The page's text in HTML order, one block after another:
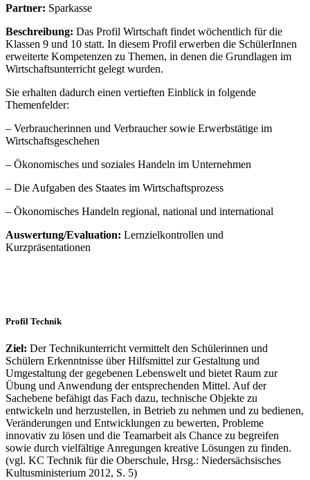
Partner: Sparkasse
Beschreibung: Das Profil Wirtschaft findet wöchentlich für die
Klassen 9 und 10 statt. In diesem Profil erwerben die SchülerInnen
erweiterte Kompetenzen zu Themen, in denen die Grundlagen im
Wirtschaftsunterricht gelegt wurden.
Sie erhalten dadurch einen vertieften Einblick in folgende
Themenfelder:
– Verbraucherinnen und Verbraucher sowie Erwerbstätige im
Wirtschaftsgeschehen
– Ökonomisches und soziales Handeln im Unternehmen
– Die Aufgaben des Staates im Wirtschaftsprozess
– Ökonomisches Handeln regional, national und international
Auswertung/Evaluation: Lernzielkontrollen und
Kurzpräsentationen
Profil Technik
Ziel: Der Technikunterricht vermittelt den Schülerinnen und
Schülern Erkenntnisse über Hilfsmittel zur Gestaltung und
Umgestaltung der gegebenen Lebenswelt und bietet Raum zur
Übung und Anwendung der entsprechenden Mittel. Auf der
Sachebene befähigt das Fach dazu, technische Objekte zu
entwickeln und herzustellen, in Betrieb zu nehmen und zu bedienen,
Veränderungen und Entwicklungen zu bewerten, Probleme
innovativ zu lösen und die Teamarbeit als Chance zu begreifen
sowie durch vielfältige Anregungen kreative Lösungen zu finden.
(vgl. KC Technik für die Oberschule, Hrsg.: Niedersächsisches
Kultusministerium 2012, S. 5)